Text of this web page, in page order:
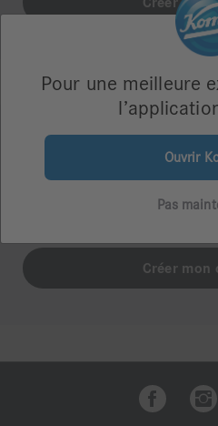
Je n'ai pas de
Vous n’avez pas encore
ou vous n’avez pas votre
Pour une meilleure
Ouvrir
Pas